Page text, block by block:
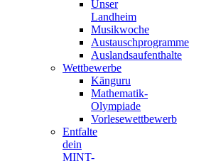
Unser
Landheim
Musikwoche
Austauschprogramme
Auslandsaufenthalte
Wettbewerbe
Känguru
Mathematik-
Olympiade
Vorlesewettbewerb
Entfalte
dein
MINT-